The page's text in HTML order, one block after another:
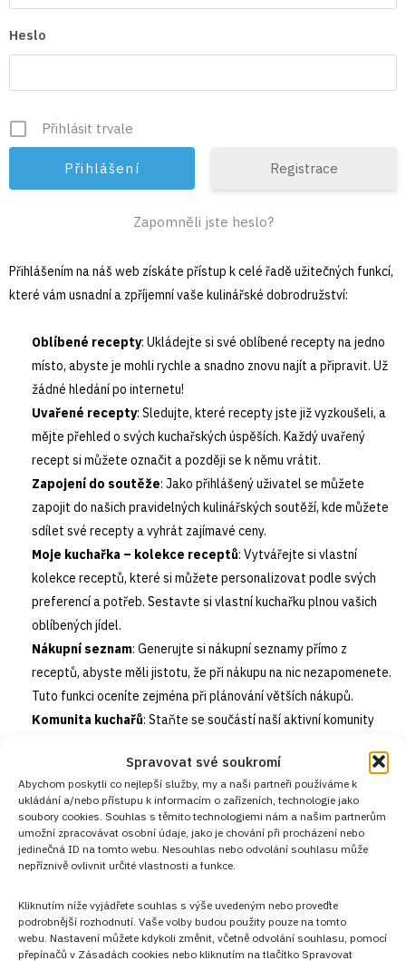
Spravovat své soukromí
Abychom poskytli co nejlepší služby, my a naši partneři používáme k
ukládání a/nebo přístupu k informacím o zařízeních, technologie jako
soubory cookies. Souhlas s těmito technologiemi nám a našim partnerům
umožní zpracovávat osobní údaje, jako je chování při procházení nebo
jedinečná ID na tomto webu. Nesouhlas nebo odvolání souhlasu může
nepříznivě ovlivnit určité vlastnosti a funkce.
Kliknutím níže vyjádřete souhlas s výše uvedeným nebo proveďte
podrobnější rozhodnutí. Vaše volby budou použity pouze na tomto
webu. Nastavení můžete kdykoli změnit, včetně odvolání souhlasu, pomocí
přepínačů v Zásadách cookies nebo kliknutím na tlačítko Spravovat
Heslo
Přihlásit trvale
Registrace
Zapomněli jste heslo?
Přihlášením na náš web získáte přístup k celé řadě užitečných funkcí,
které vám usnadní a zpříjemní vaše kulinářské dobrodružství:
Oblíbené recepty: Ukládejte si své oblíbené recepty na jedno
místo, abyste je mohli rychle a snadno znovu najít a připravit. Už
žádné hledání po internetu!
Uvařené recepty: Sledujte, které recepty jste již vyzkoušeli, a
mějte přehled o svých kuchařských úspěších. Každý uvařený
recept si můžete označit a později se k němu vrátit.
Zapojení do soutěže: Jako přihlášený uživatel se můžete
zapojit do našich pravidelných kulinářských soutěží, kde můžete
sdílet své recepty a vyhrát zajímavé ceny.
Moje kuchařka – kolekce receptů: Vytvářejte si vlastní
kolekce receptů, které si můžete personalizovat podle svých
preferencí a potřeb. Sestavte si vlastní kuchařku plnou vašich
oblíbených jídel.
Nákupní seznam: Generujte si nákupní seznamy přímo z
receptů, abyste měli jistotu, že při nákupu na nic nezapomenete.
Tuto funkci oceníte zejména při plánování větších nákupů.
Komunita kuchařů: Staňte se součástí naší aktivní komunity
od ostatních členů a diskutovat o nejnovějších trendech ve
vaření.